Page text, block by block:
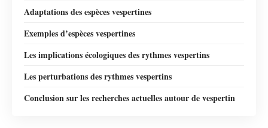
Adaptations des espèces vespertines
Exemples d’espèces vespertines
Les implications écologiques des rythmes vespertins
Les perturbations des rythmes vespertins
Conclusion sur les recherches actuelles autour de vespertin